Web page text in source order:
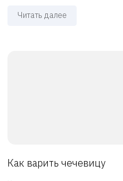
Читать далее
Как варить чечевицу